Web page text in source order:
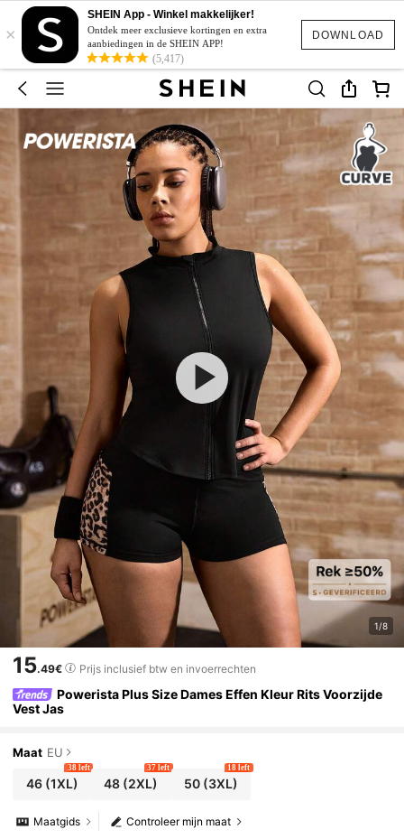
DOWNLOAD
×
SHEIN App - Winkel makkelijker!
Ontdek meer exclusieve kortingen en extra
aanbiedingen in de SHEIN APP!
(5,417)
1/8
15.49€ Prijs inclusief btw en invoerrechten
Powerista Plus Size Dames Effen Kleur Rits Voorzijde
Vest Jas
Maat EU
46(1XL)
38 left
48 (2XL)
37 left
50(3XL)
18 left
Controleer mijn maat
Maatgids